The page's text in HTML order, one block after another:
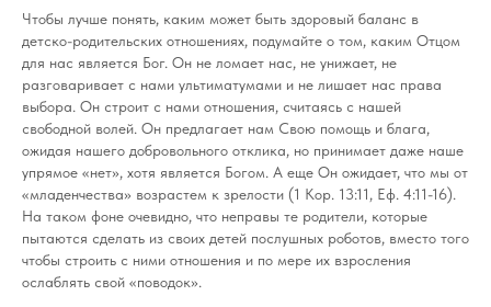
Чтобы лучше понять, каким может быть здоровый баланс в
детско-родительских отношениях, подумайте о том, каким Отцом
для нас является Бог. Он не ломает нас, не унижает, не
разговаривает с нами ультиматумами и не лишает нас права
выбора. Он строит с нами отношения, считаясь с нашей
свободной волей. Он предлагает нам Свою помощь и блага,
ожидая нашего добровольного отклика, но принимает даже наше
упрямое «нет», хотя является Богом. А еще Он ожидает, что мы от
«младенчества» возрастем к зрелости (1 Кор. 13:11, Еф. 4:11-16).
На таком фоне очевидно, что неправы те родители, которые
пытаются сделать из своих детей послушных роботов, вместо того
чтобы строить с ними отношения и по мере их взросления
ослаблять свой «поводок».